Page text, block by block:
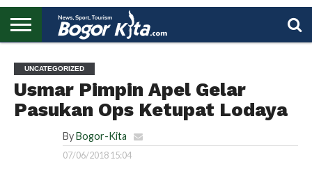
UTAMA
UNCATEGORIZED
Usmar Pimpin Apel Gelar
Pasukan Ops Ketupat Lodaya
By Bogor-Kita
07/06/2018 15:04